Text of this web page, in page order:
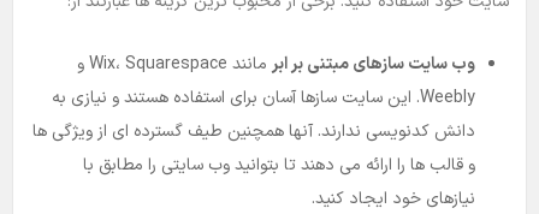
وب سایت سازهای مبتنی بر ابر
مانند Wix، Squarespace و
Weebly. این سایت سازها آسان برای استفاده هستند و نیازی به
دانش کدنویسی ندارند. آنها همچنین طیف گسترده ای از ویژگی ها
و قالب ها را ارائه می دهند تا بتوانید وب سایتی را مطابق با
نیازهای خود ایجاد کنید.